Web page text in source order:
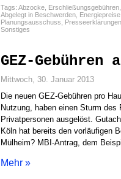
Tags: Abzocke Erschließungsgebühren
Abgelegt in Beschwerden
Planungsausschuss
Presseerklärungen
Sonstiges
GEZ-
Mittwoch, 30. Januar 2013
Die neuen GEZ-Gebühren pro
Nutzung, haben einen Sturm
Privatpersonen ausgelöst.
Köln hat bereits den vorläufigen
Mülheim? MBI-Antrag, dem
Mehr »